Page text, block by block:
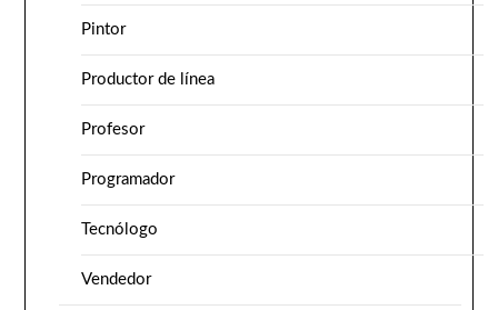
Pintor
Productor de línea
Profesor
Programador
Tecnólogo
Vendedor